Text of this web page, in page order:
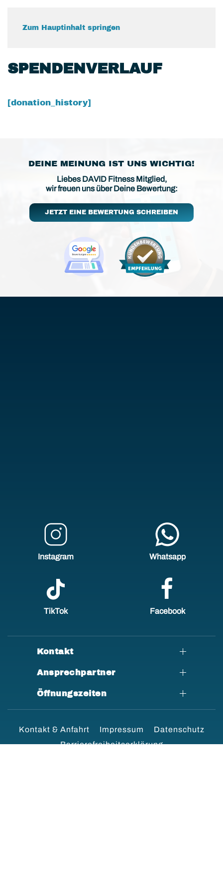
Zum Hauptinhalt springen
SPENDENVERLAUF
[donation_history]
DEINE MEINUNG IST UNS WICHTIG!
Liebes DAVID Fitness Mitglied,
wir freuen uns über Deine Bewertung:
JETZT EINE BEWERTUNG SCHREIBEN
Instagram Whatsapp
TikTok Facebook
Kontakt
Ansprechpartner
Öffnungszeiten
Kontakt & Anfahrt Impressum
Datenschutz
Barrierefreiheitserklärung